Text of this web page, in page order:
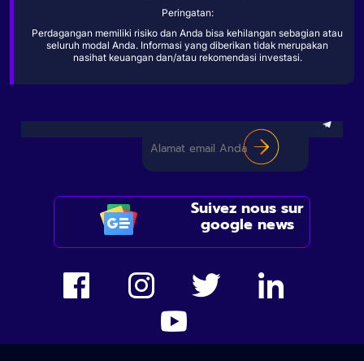
Peringatan:
Perdagangan memiliki risiko dan Anda bisa kehilangan sebagian atau
seluruh modal Anda. Informasi yang diberikan tidak merupakan
nasihat keuangan dan/atau rekomendasi investasi.
Suivez nous sur
google news